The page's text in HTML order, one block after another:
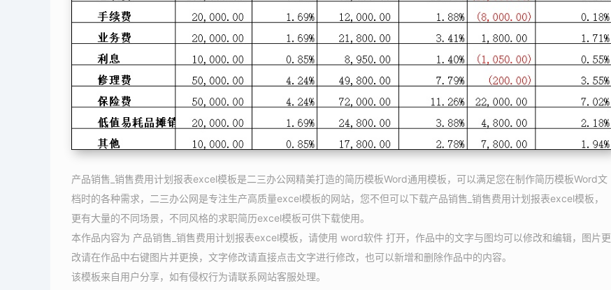
产品销售_销售费用计划报表excel模板是二三办公网精美打造的简历模板Word通用模板，可以满足您在制作简历模板Word文
档时的各种需求，二三办公网是专注生产高质量excel模板的网站，您不但可以下载产品销售_销售费用计划报表excel模板，
更有大量的不同场景，不同风格的求职简历excel模板可供下载使用。
本作品内容为 产品销售_销售费用计划报表excel模板，请使用 word软件 打开，作品中的文字与图均可以修改和编辑，图片更
改请在作品中右键图片并更换，文字修改请直接点击文字进行修改，也可以新增和删除作品中的内容。
该模板来自用户分享，如有侵权行为请联系网站客服处理。